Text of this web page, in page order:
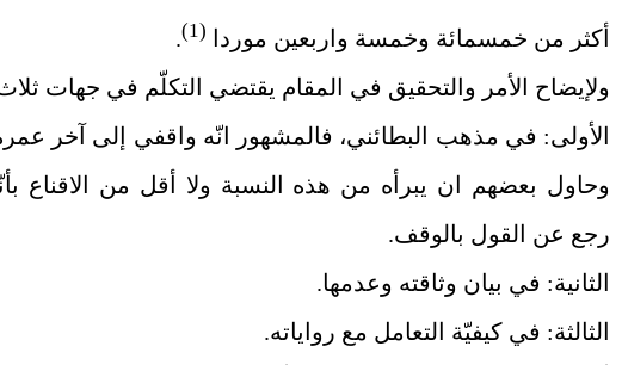
أكثر من خمسمائة وخمسة واربعين موردا (1)
.
ولإيضاح الأمر والتحقيق في المقام يقتضي التكلّم في جهات
الأولى: في مذهب البطائني، فالمشهور انّه واقفي إلى آخر
وحاول بعضهم ان يبرأه من هذه النسبة ولا أقل من الاقناع
رجع عن القول بالوقف.
الثانية: في بيان وثاقته وعدمها.
الثالثة: في كيفيّة التعامل مع رواياته.